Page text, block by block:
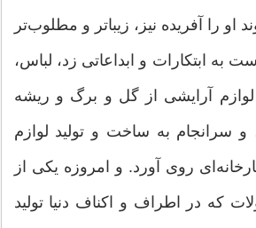
او را آفریده نیز، زیباتر و مطلوب‌تر
به ابتکارات و ابداعاتی زد، لباس،
آرایشی از گل و برگ و ریشه
سرانجام به ساخت و تولید لوازم
روی آورد. و امروزه یکی از
که در اطراف و اکناف دنیا تولید